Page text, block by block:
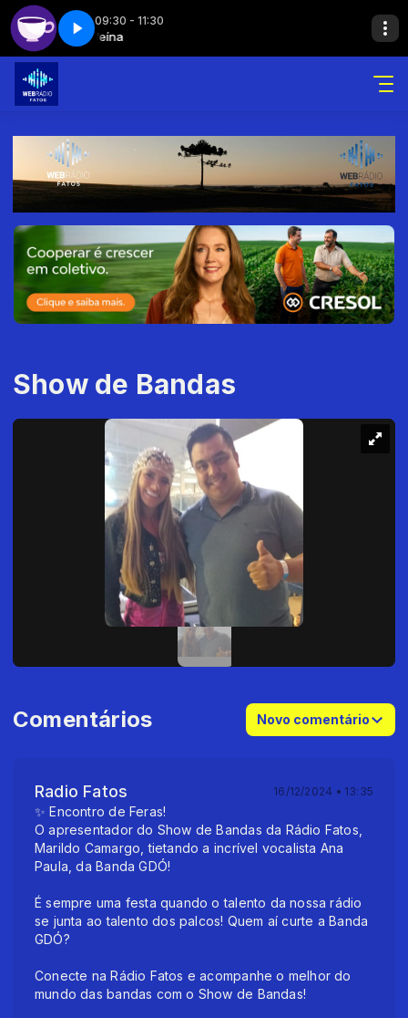
09:30 - 11:30
CafeínaCafeína - Parte 2
Show de Bandas
Comentários Novo comentário
✨ Encontro de Feras!
O apresentador do Show de Bandas da Rádio Fatos,
Marildo Camargo, tietando a incrível vocalista Ana
Paula, da Banda GDÓ!
É sempre uma festa quando o talento da nossa rádio
se junta ao talento dos palcos! Quem aí curte a Banda
GDÓ?
Conecte na Rádio Fatos e acompanhe o melhor do
mundo das bandas com o Show de Bandas!
Radio Fatos 16/12/2024 • 13:35